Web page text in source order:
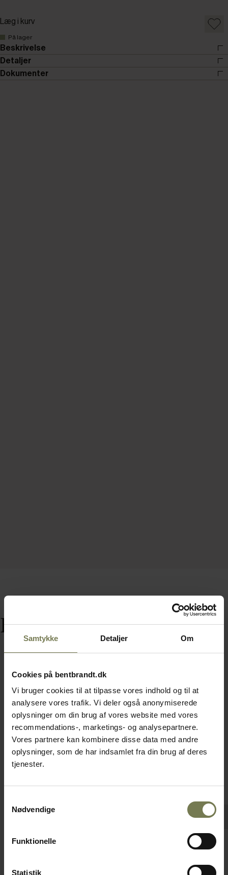
Samtykke Detaljer Om
Cookies på bentbrandt.dk
Vi bruger cookies til at tilpasse vores indhold og til at
analysere vores trafik. Vi deler også anonymiserede
oplysninger om din brug af vores website med vores
recommendations-, marketings- og analysepartnere.
Vores partnere kan kombinere disse data med andre
oplysninger, som de har indsamlet fra din brug af deres
tjenester.
Nødvendige
Funktionelle
Statistik
Læg i kurv
På lager
Beskrivelse
Detaljer
Dokumenter
Relaterede varer
Varenr: 35480802